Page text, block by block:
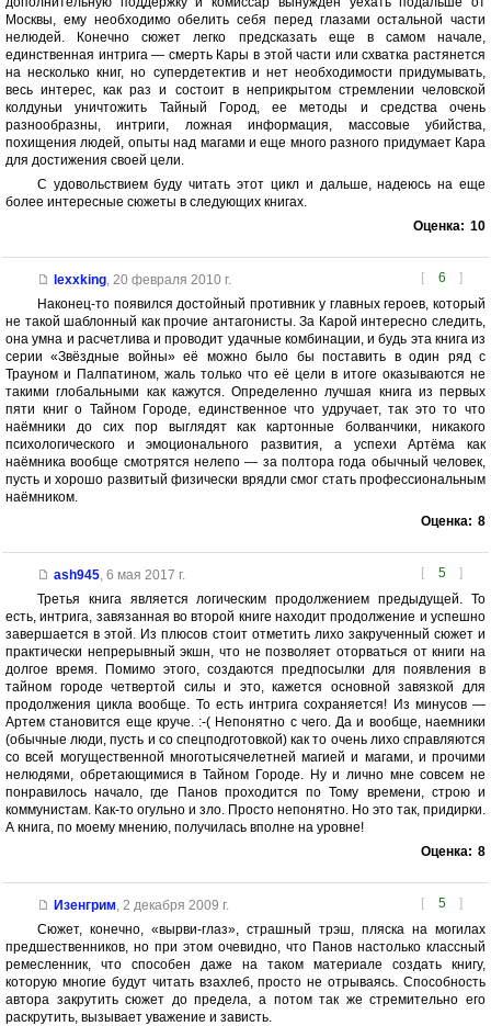
Москвы, ему необходимо обелить себя перед глазами остальной части
нелюдей. Конечно сюжет легко предсказать еще в самом начале,
единственная интрига — смерть Кары в этой части или схватка растянется
на несколько книг, но супердетектив и нет необходимости придумывать,
весь интерес, как раз и состоит в неприкрытом стремлении человской
колдуньи уничтожить Тайный Город, ее методы и средства очень
разнообразны, интриги, ложная информация, массовые убийства,
похищения людей, опыты над магами и еще много разного придумает Кара
для достижения своей цели.
С удовольствием буду читать этот цикл и дальше, надеюсь на еще
более интересные сюжеты в следующих книгах.
Оценка: 10
[ 6 ]
lexxking, 20 февраля 2010 г.
Наконец-то появился достойный противник у главных героев, который
не такой шаблонный как прочие антагонисты. За Карой интересно следить,
она умна и расчетлива и проводит удачные комбинации, и будь эта книга из
серии «Звёздные войны» её можно было бы поставить в один ряд с
Трауном и Палпатином, жаль только что её цели в итоге оказываются не
такими глобальными как кажутся. Определенно лучшая книга из первых
пяти книг о Тайном Городе, единственное что удручает, так это то что
наёмники до сих пор выглядят как картонные болванчики, никакого
психологического и эмоционального развития, а успехи Артёма как
наёмника вообще смотрятся нелепо — за полтора года обычный человек,
пусть и хорошо развитый физически врядли смог стать профессиональным
наёмником.
Оценка: 8
[ 5 ]
ash945, 6 мая 2017 г.
Третья книга является логическим продолжением предыдущей. То
есть, интрига, завязанная во второй книге находит продолжение и успешно
завершается в этой. Из плюсов стоит отметить лихо закрученный сюжет и
практически непрерывный экшн, что не позволяет оторваться от книги на
долгое время. Помимо этого, создаются предпосылки для появления в
тайном городе четвертой силы и это, кажется основной завязкой для
продолжения цикла вообще. То есть интрига сохраняется! Из минусов —
Артем становится еще круче. :-( Непонятно с чего. Да и вообще, наемники
(обычные люди, пусть и со спецподготовкой) как то очень лихо справляются
со всей могущественной многотысячелетней магией и магами, и прочими
нелюдями, обретающимися в Тайном Городе. Ну и лично мне совсем не
понравилось начало, где Панов проходится по Тому времени, строю и
коммунистам. Как-то огульно и зло. Просто непонятно. Но это так, придирки.
А книга, по моему мнению, получилась вполне на уровне!
Оценка: 8
[ 5 ]
Изенгрим 2 декабря 2009 г.
Сюжет, конечно, «вырви-глаз», страшный трэш, пляска на могилах
предшественников, но при этом очевидно, что Панов настолько классный
ремесленник, что способен даже на таком материале создать книгу,
которую многие будут читать взахлеб, просто не отрываясь. Способность
автора закрутить сюжет до предела, а потом так же стремительно его
раскрутить, вызывает уважение и зависть.